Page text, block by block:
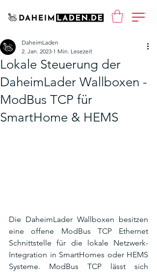
Lokale Steuerung der
DaheimLader Wallboxen -
ModBus TCP für
SmartHome & HEMS
DaheimLaden
2. Jan. 2023 1 Min. Lesezeit
Die DaheimLader Wallboxen besitzen
eine offene ModBus TCP Ethernet
Schnittstelle für die lokale Netzwerk-
Integration in SmartHomes oder HEMS
Systeme. ModBus TCP lässt sich